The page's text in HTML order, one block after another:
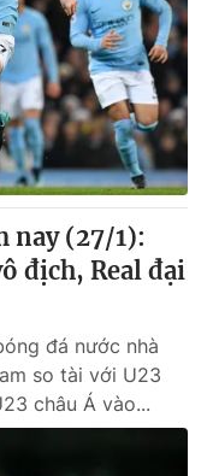
nay (27/1):
địch, Real đại
đá nước nhà
so tài với U23
châu Á vào...